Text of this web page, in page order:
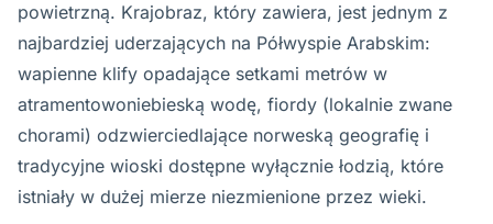
powietrzną. Krajobraz, który zawiera, jest jednym z
najbardziej uderzających na Półwyspie Arabskim:
wapienne klify opadające setkami metrów w
atramentowoniebieską wodę, fiordy (lokalnie zwane
chorami) odzwierciedlające norweską geografię i
tradycyjne wioski dostępne wyłącznie łodzią, które
istniały w dużej mierze niezmienione przez wieki.